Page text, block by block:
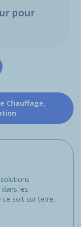
pour
Chauffage,
les
ce soit sur terre,